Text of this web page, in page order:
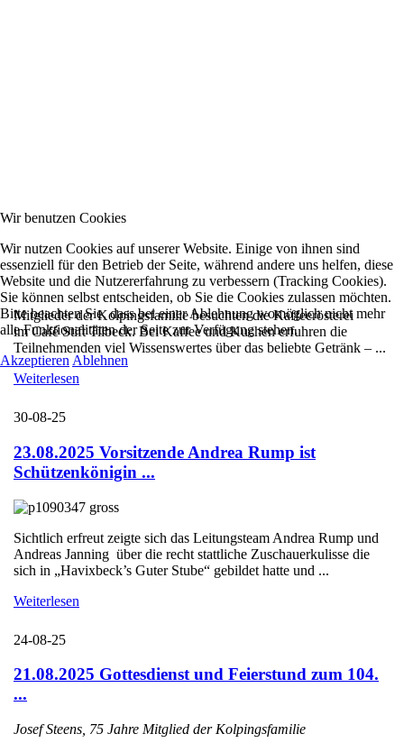
Mitglieder der Kolpingsfamilie besuchten die Kaffeerösterei
im Café Stift Tilbeck. Bei Kaffee und Kuchen erfuhren die
Teilnehmenden viel Wissenswertes über das beliebte Getränk – ...
Weiterlesen
30-08-25
23.08.2025 Vorsitzende Andrea Rump ist
Schützenkönigin ...
Sichtlich erfreut zeigte sich das Leitungsteam Andrea Rump und
Andreas Janning über die recht stattliche Zuschauerkulisse die
sich in „Havixbeck’s Guter Stube“ gebildet hatte und ...
Weiterlesen
24-08-25
21.08.2025 Gottesdienst und Feierstund zum 104.
...
Josef Steens, 75 Jahre Mitglied der Kolpingsfamilie
Wir benutzen Cookies
Wir nutzen Cookies auf unserer Website. Einige von ihnen sind
essenziell für den Betrieb der Seite, während andere uns helfen, diese
Website und die Nutzererfahrung zu verbessern (Tracking Cookies).
Sie können selbst entscheiden, ob Sie die Cookies zulassen möchten.
Bitte beachten Sie, dass bei einer Ablehnung womöglich nicht mehr
alle Funktionalitäten der Seite zur Verfügung stehen.
Akzeptieren Ablehnen